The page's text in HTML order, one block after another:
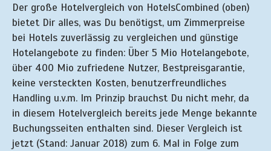
Der große Hotelvergleich von HotelsCombined (oben)
bietet Dir alles, was Du benötigst, um Zimmerpreise
bei Hotels zuverlässig zu vergleichen und günstige
Hotelangebote zu finden: Über 5 Mio Hotelangebote,
über 400 Mio zufriedene Nutzer, Bestpreisgarantie,
keine versteckten Kosten, benutzerfreundliches
Handling u.v.m. Im Prinzip brauchst Du nicht mehr, da
in diesem Hotelvergleich bereits jede Menge bekannte
Buchungsseiten enthalten sind. Dieser Vergleich ist
jetzt (Stand: Januar 2018) zum 6. Mal in Folge zum